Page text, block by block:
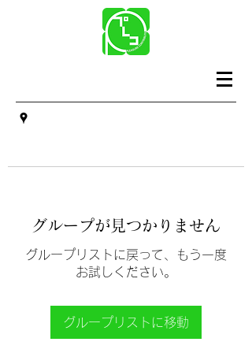
グループが見つかりません
グループリストに戻って、もう一度
お試しください。
グループリストに移動